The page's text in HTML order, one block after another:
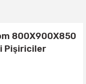
800X900X850
Pişiriciler